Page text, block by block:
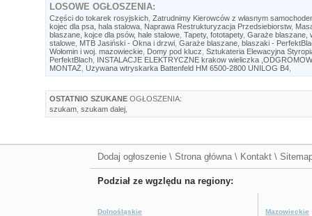
LOSOWE OGŁOSZENIA:
Części do tokarek rosyjskich Zatrudnimy Kierowców z własnym
kojec dla psa, hala stalowa Naprawa Restrukturyzacja Przedsiebiorstw,
blaszane, kojce dla psów, hale stalowe Tapety, fototapety, Garaże blaszane,
stalowe MTB Jasiński - Okna i drzwi Garaże blaszane, blaszaki -
Wołomin i woj. mazowieckie Domy pod klucz Sztukateria Elewacyjna
PerfektBlach INSTALACJE ELEKTRYCZNE krakow wieliczka
MONTAŻ Uzywana wtryskarka Battenfeld HM 6500-2800 UNILOG B4
OSTATNIO SZUKANE OGŁOSZENIA:
szukam szukam dalej
Dodaj ogłoszenie \ Strona główna \ Kontakt \
Podział ze wgzlędu na regiony:
Dolnośląskie Mazowieckie